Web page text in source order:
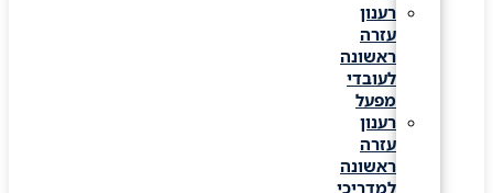
רענון
עזרה
ראשונה
לעובדי
מפעל
רענון
עזרה
ראשונה
למדריכי